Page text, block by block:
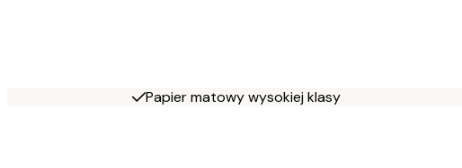
Papier matowy wysokiej klasy